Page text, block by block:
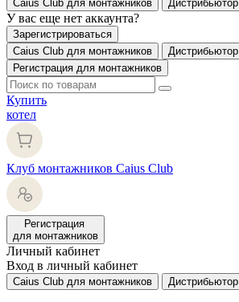
Caius Club для монтажников Дистрибьютор
У вас еще нет аккаунта?
Зарегистрироваться
Caius Club для монтажников
Дистрибьютор
Регистрация для монтажников
Купить
котел
Клуб монтажников Caius Club
Регистрация
для монтажников
Личный кабинет
Вход в личный кабинет
Caius Club для монтажников Дистрибьютор